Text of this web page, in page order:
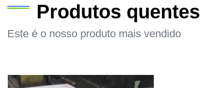
Produtos quentes
Este é o nosso produto mais vendido